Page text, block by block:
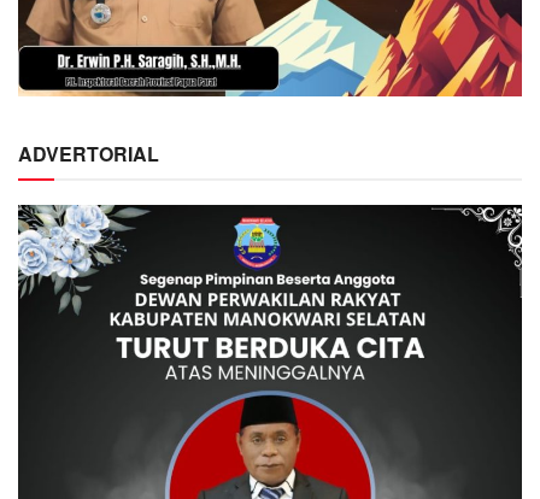
ADVERTORIAL